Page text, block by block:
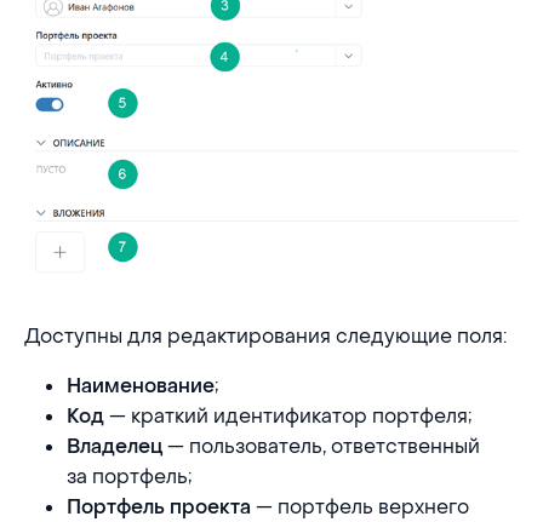
Доступны для редактирования следующие поля:
Наименование;
Код — краткий идентификатор портфеля;
Владелец — пользователь, ответственный
за портфель;
Портфель проекта — портфель верхнего